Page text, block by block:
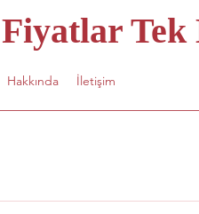
Tek
Hakkında İletişim